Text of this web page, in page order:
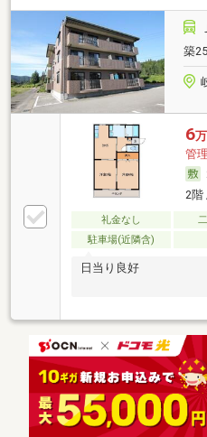
築
6
管
2階
礼金なし
駐車場(近隣含)
日当り良好